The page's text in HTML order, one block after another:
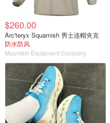
$260.00
Arc'teryx Squamish 男士连帽夹克
防水防风
Mountain Equipment Company